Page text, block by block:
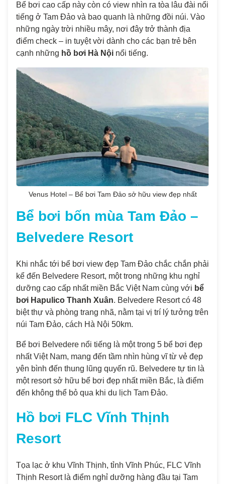
Bể bơi cao cấp này còn có view nhìn ra tòa lâu đài nổi
tiếng ở Tam Đảo và bao quanh là những đồi núi. Vào
những ngày trời nhiều mây, nơi đây trở thành địa
điểm check – in tuyệt vời dành cho các bạn trẻ bên
cạnh những hồ bơi Hà Nội nổi tiếng.
Venus Hotel – Bể bơi Tam Đảo sở hữu view đẹp nhất
Bể bơi bốn mùa Tam Đảo –
Belvedere Resort
Khi nhắc tới bể bơi view đẹp Tam Đảo chắc chắn phải
kể đến Belvedere Resort, một trong những khu nghỉ
dưỡng cao cấp nhất miền Bắc Việt Nam cùng với bể
bơi Hapulico Thanh Xuân. Belvedere Resort có 48
biệt thự và phòng trang nhã, nằm tại vị trí lý tưởng trên
núi Tam Đảo, cách Hà Nội 50km.
Bể bơi Belvedere nổi tiếng là một trong 5 bể bơi đẹp
nhất Việt Nam, mang đến tầm nhìn hùng vĩ từ vẻ đẹp
yên bình đến thung lũng quyến rũ. Belvedere tự tin là
một resort sở hữu bể bơi đẹp nhất miền Bắc, là điểm
đến không thể bỏ qua khi du lịch Tam Đảo.
Hồ bơi FLC Vĩnh Thịnh
Resort
Tọa lạc ở khu Vĩnh Thịnh, tỉnh Vĩnh Phúc, FLC Vĩnh
Thịnh Resort là điểm nghỉ dưỡng hàng đầu tại Tam